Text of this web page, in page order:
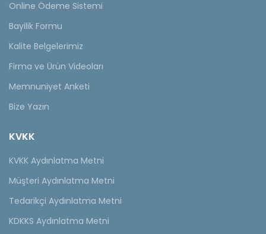
Online Ödeme Sistemi
Bayilik Formu
Kalite Belgelerimiz
Firma ve Ürün Videoları
Memnuniyet Anketi
Bize Yazın
KVKK
KVKK Aydınlatma Metni
Müşteri Aydınlatma Metni
Tedarikçi Aydınlatma Metni
KDKKS Aydınlatma Metni